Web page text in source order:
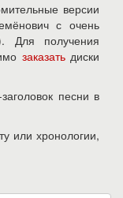
версии
с очень
Для получения
заказатьдиски
песни в
или хронологии,